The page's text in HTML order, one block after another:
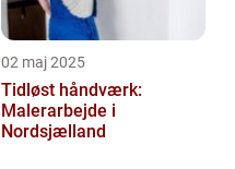
02 maj 2025
Tidløst håndværk:
Malerarbejde i
Nordsjælland